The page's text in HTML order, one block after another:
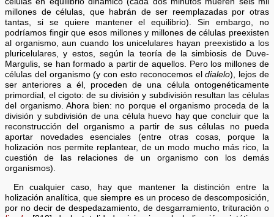
millones de células, que habrán de ser reemplazadas por otras
tantas, si se quiere mantener el equilibrio). Sin embargo, no
podríamos fingir que esos millones y millones de células preexisten
al organismo, aun cuando los unicelulares hayan preexistido a los
pluricelulares, y estos, según la teoría de la simbiosis de Duve-
Margulis, se han formado a partir de aquellos. Pero los millones de
células del organismo (y con esto reconocemos eldialelo), lejos de
ser anteriores a él, proceden de una célula ontogenéticamente
primordial, el cigoto: de su división y subdivisión resultan las células
del organismo. Ahora bien: no porque el organismo proceda de la
división y subdivisión de una célula huevo hay que concluir que la
reconstrucción del organismo a partir de sus células no pueda
aportar novedades esenciales (entre otras cosas, porque la
holización nos permite replantear, de un modo mucho más rico, la
cuestión de las relaciones de un organismo con los demás
organismos).
En cualquier caso, hay que mantener la distinción entre la
holización analítica, que siempre es un proceso de descomposición,
por no decir de despedazamiento, de desgarramiento, trituración o